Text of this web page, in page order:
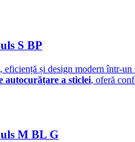
S BP
eficiență și design modern într-
autocurățare a sticlei, oferă
M BL G